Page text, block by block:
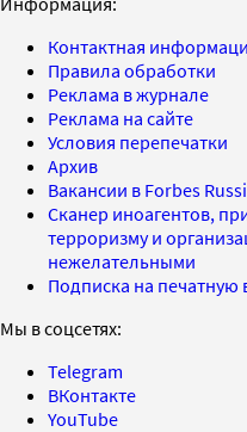
Контактная
Правила обработки
Реклама в журнале
Реклама на сайте
Условия перепечатки
Архив
Вакансии в Forbes
Сканер иноагентов,
терроризму и
нежелательными
Подписка на
Мы в соцсетях:
Telegram
ВКонтакте
YouTube